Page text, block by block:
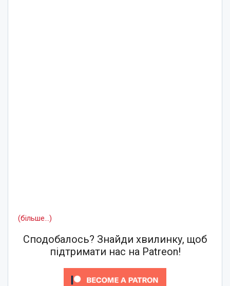
(більше…)
Сподобалось? Знайди хвилинку, щоб
підтримати нас на Patreon!